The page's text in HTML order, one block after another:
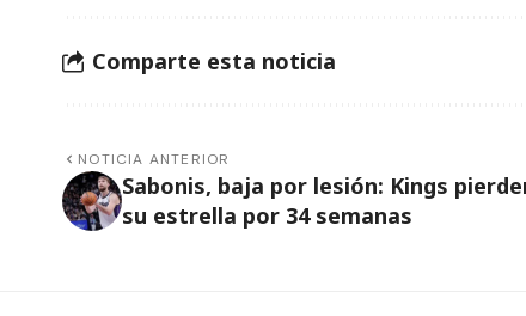
Comparte esta noticia
NOTICIA ANTERIOR
Sabonis, baja por lesión: Kings
su estrella por 34 semanas